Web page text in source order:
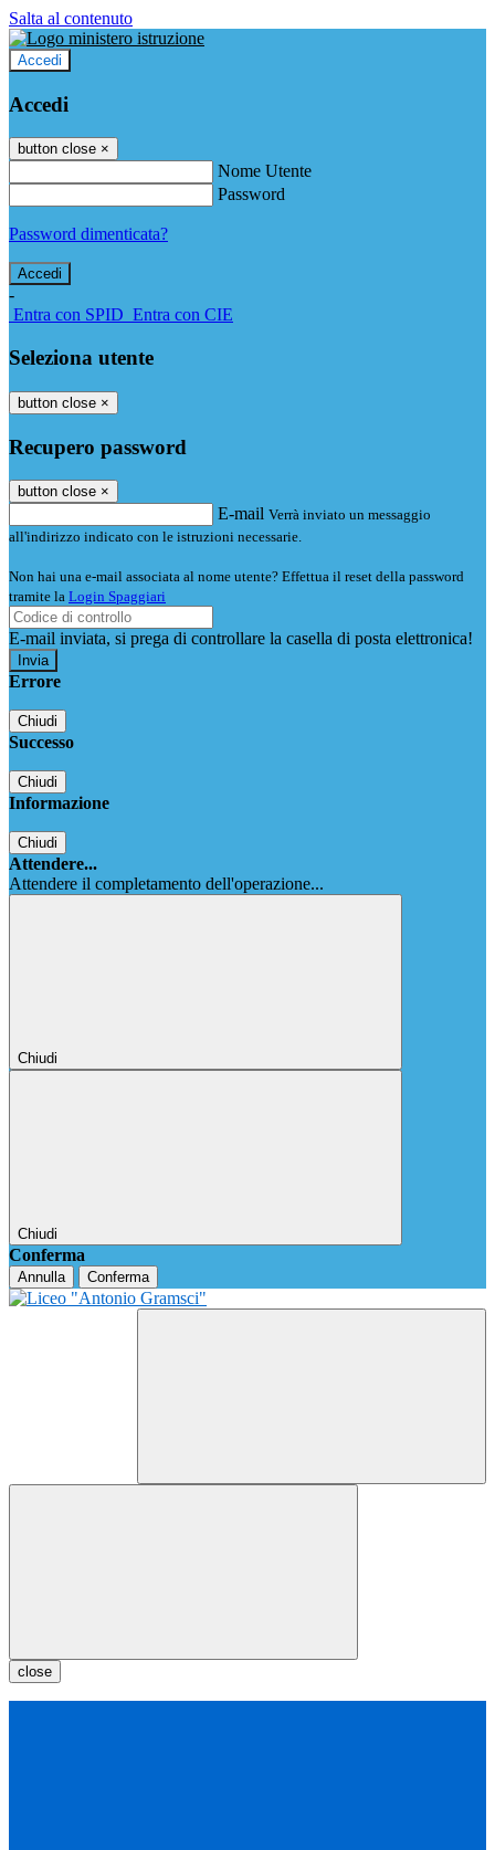
Salta al contenuto
Accedi
Accedi
button close ×
Nome Utente
Password
Password dimenticata?
-
Entra con SPID Entra con CIE
Seleziona utente
button close ×
Recupero password
button close ×
E-mail Verrà inviato un messaggio
all'indirizzo indicato con le istruzioni necessarie.
Non hai una e-mail associata al nome utente? Effettua il reset della password
tramite la Login Spaggiari
E-mail inviata, si prega di controllare la casella di posta elettronica!
Errore
Chiudi
Successo
Chiudi
Informazione
Chiudi
Attendere...
Attendere il completamento dell'operazione...
Chiudi
Chiudi
Conferma
Annulla Conferma
close